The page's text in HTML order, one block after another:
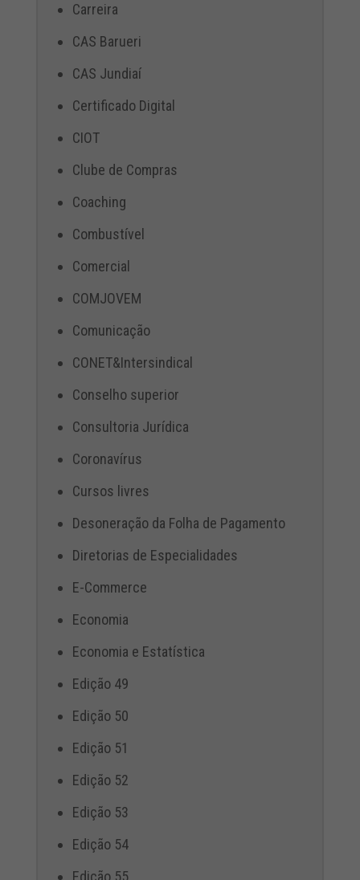
Carreira
CAS Barueri
CAS Jundiaí
Certificado Digital
CIOT
Clube de Compras
Coaching
Combustível
Comercial
COMJOVEM
Comunicação
CONET&Intersindical
Conselho superior
Consultoria Jurídica
Coronavírus
Cursos livres
Desoneração da Folha de Pagamento
Diretorias de Especialidades
E-Commerce
Economia
Economia e Estatística
Edição 49
Edição 50
Edição 51
Edição 52
Edição 53
Edição 54
Edição 55